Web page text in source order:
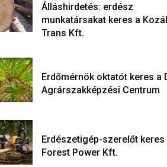
Álláshirdetés: erdész
munkatársakat keres a
Trans Kft.
Erdőmérnök oktatót keres a
Agrárszakképzési Centrum
Erdészetigép-szerelőt keres
Forest Power Kft.